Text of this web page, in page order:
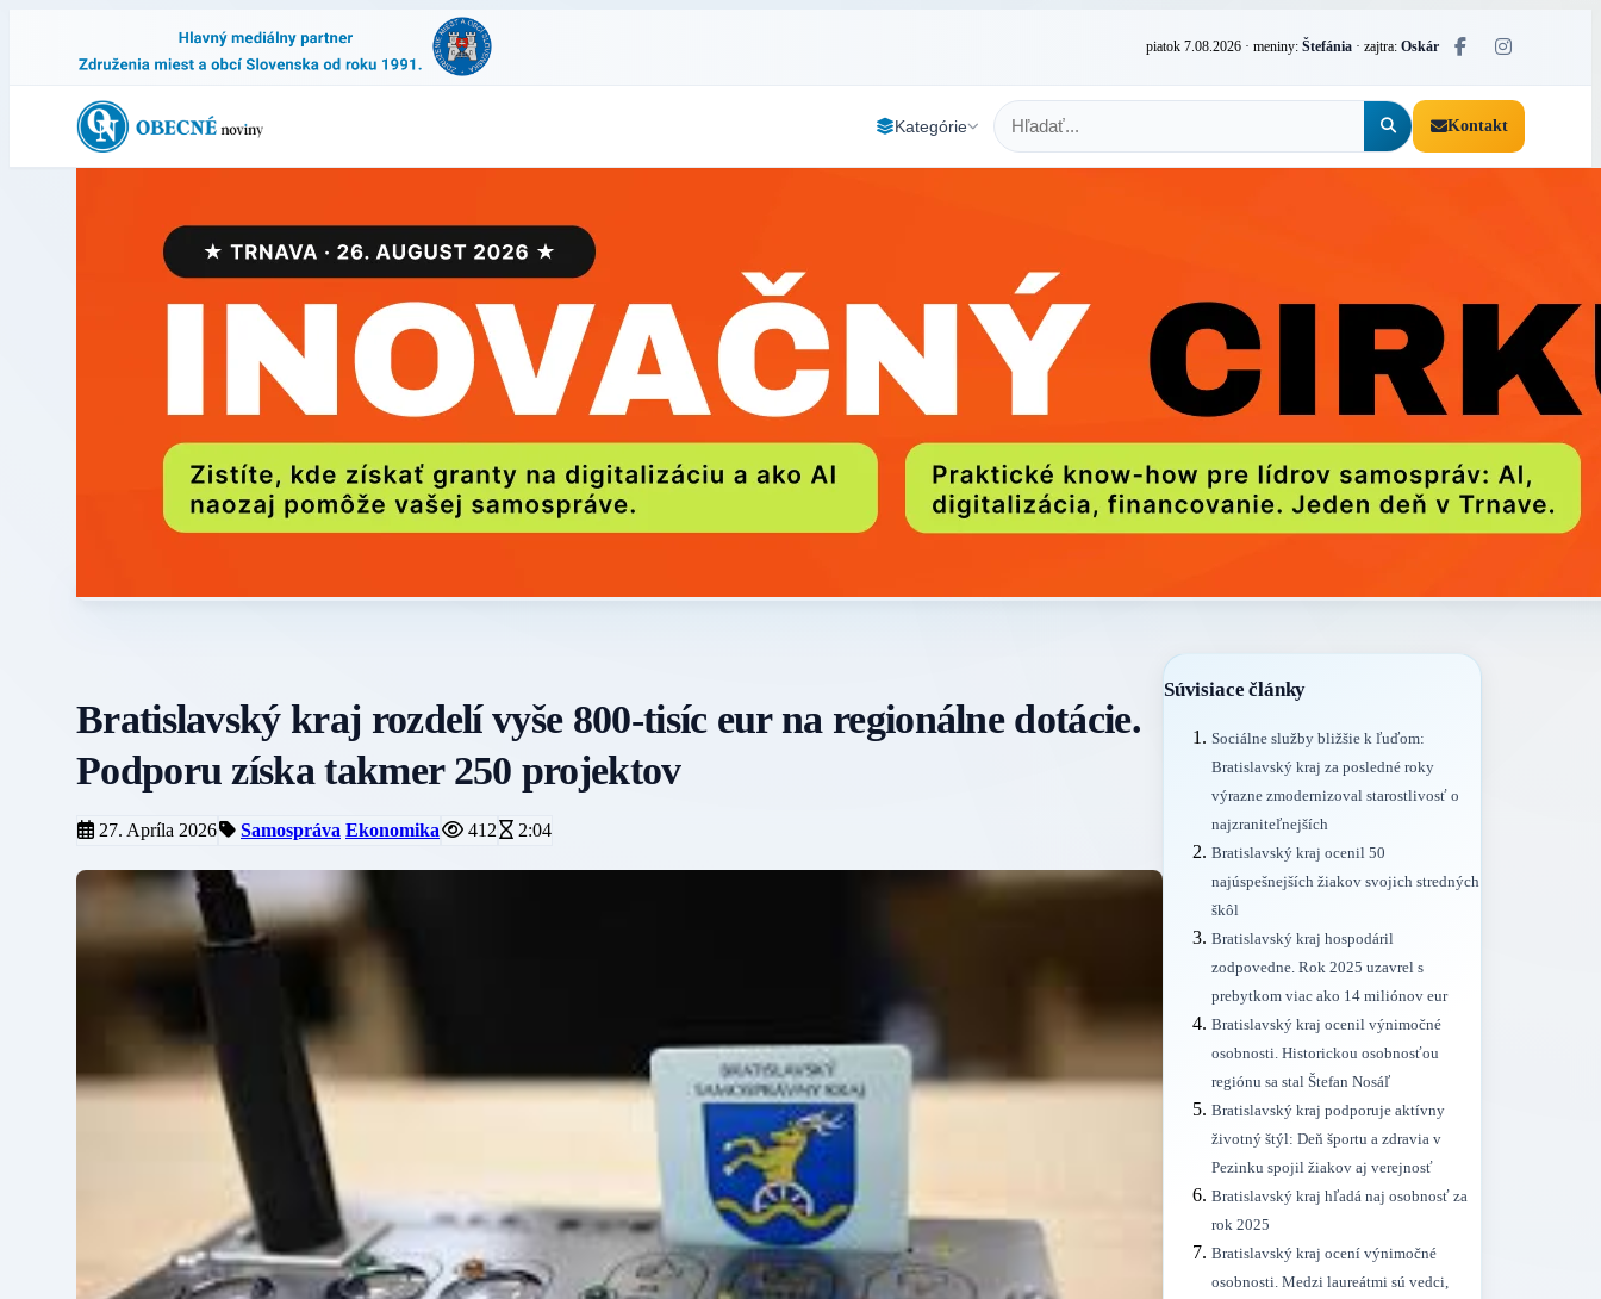
piatok 7.08.2026 · meniny: Štefánia · zajtra: Oskár
Kategórie Kontakt
Bratislavský kraj rozdelí vyše 800-tisíc eur na regionálne dotácie.
Podporu získa takmer 250 projektov
27. Apríla 2026 Samospráva Ekonomika 412 2:04
Súvisiace články
Sociálne služby bližšie k ľuďom:
Bratislavský kraj za posledné roky
výrazne zmodernizoval starostlivosť o
najzraniteľnejších
Bratislavský kraj ocenil 50
najúspešnejších žiakov svojich stredných
škôl
Bratislavský kraj hospodáril
zodpovedne. Rok 2025 uzavrel s
prebytkom viac ako 14 miliónov eur
Bratislavský kraj ocenil výnimočné
osobnosti. Historickou osobnosťou
regiónu sa stal Štefan Nosáľ
Bratislavský kraj podporuje aktívny
životný štýl: Deň športu a zdravia v
Pezinku spojil žiakov aj verejnosť
Bratislavský kraj hľadá naj osobnosť za
rok 2025
Bratislavský kraj ocení výnimočné
osobnosti. Medzi laureátmi sú vedci,